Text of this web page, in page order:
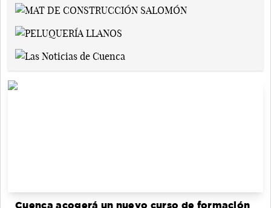
Cuenca acogerá un nuevo curso de formación